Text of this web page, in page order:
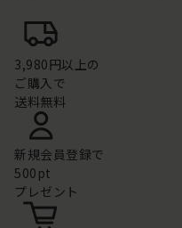
3,980円以上の
ご購入で
送料無料
新規会員登録で
500pt
プレゼント